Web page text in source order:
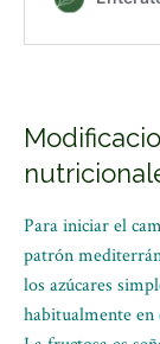
Para iniciar el
patrón
los azúcares
habitualmente en